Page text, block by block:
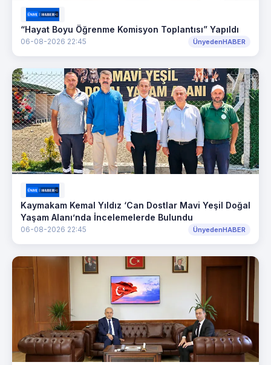
“Hayat Boyu Öğrenme Komisyon Toplantısı” Yapıldı
06-08-2026 22:45 ÜnyedenHABER
Kaymakam Kemal Yıldız ‘Can Dostlar Mavi Yeşil Doğal
Yaşam Alanı’nda İncelemelerde Bulundu
06-08-2026 22:45 ÜnyedenHABER